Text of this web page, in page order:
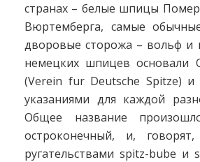
странах – белые шпицы
Вюртемберга, самые
дворовые сторожа – вольф и
немецких шпицев основали
(Verein fur Deutsche Spitze) и
указаниями для каждой
Общее название
остроконечный, и,
ругательствами spitz-bube и